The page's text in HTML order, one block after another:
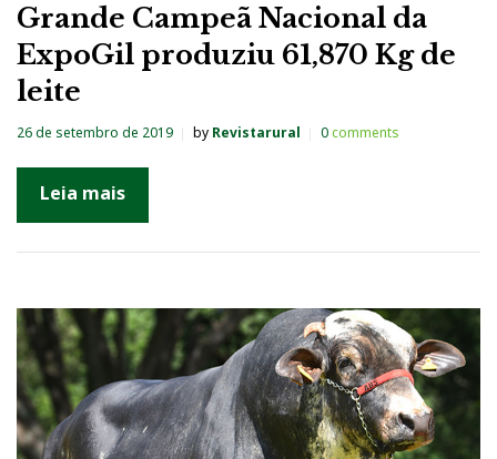
Grande Campeã Nacional da
ExpoGil produziu 61,870 Kg de
leite
26 de setembro de 2019 by Revistarural 0comments
Leia mais